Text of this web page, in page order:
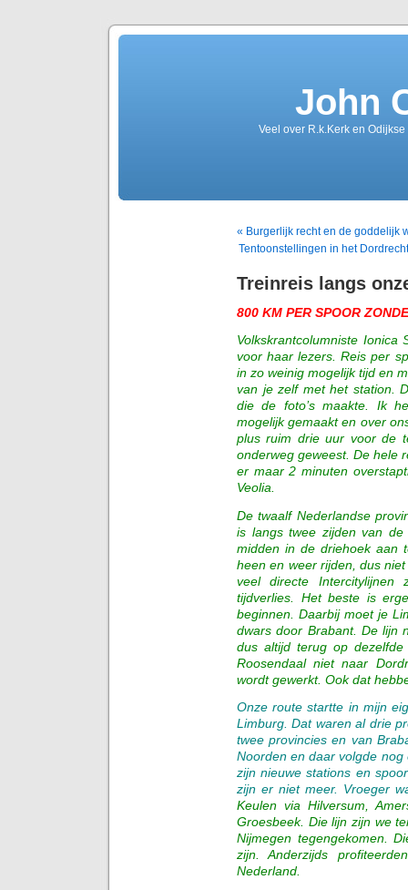
John
Veel over R.k.Kerk en
« Burgerlijk recht en de goddelijk
Tentoonstellingen in het
Treinreis langs
800 KM PER SPOOR
Volkskrantcolumniste
voor haar lezers. Reis per
in zo weinig mogelijk tijd en
van je zelf met het station.
die de foto’s maakte. Ik
mogelijk gemaakt en over
plus ruim drie uur voor de
onderweg geweest. De hele
er maar 2 minuten
Veolia.
De twaalf Nederlandse
is langs twee zijden van
midden in de driehoek aan
heen en weer rijden, dus
veel directe Intercitylijnen
tijdverlies. Het beste is
beginnen. Daarbij moet je
dwars door Brabant. De lijn
dus altijd terug op
Roosendaal niet naar
wordt gewerkt. Ook dat
Onze route startte in mijn
Limburg. Dat waren al drie
twee provincies en van
Noorden en daar volgde
zijn nieuwe stations en
zijn er niet meer. Vroeger
Keulen via Hilversum,
Groesbeek. Die lijn zijn we
Nijmegen tegengekomen.
zijn. Anderzijds
Nederland.